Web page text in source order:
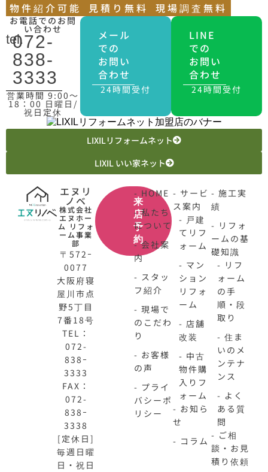
物件紹介可能
見積り無料 現場調査無料
お電話でのお問
い合わせ
tel.
072-
838-
3333
営業時間 9:00〜
18：00 日曜日/
祝日定休
メール
での
お問い
合わせ
24時間受付
LINE
での
お問い
合わせ
24時間受付
LIXILリフォームネット
LIXIL いい家ネット
エヌリ
ノベ
株式会社
エヌホー
ム リフォ
ーム事業
部
〒572ｰ
0077
大阪府寝
屋川市点
野5丁目
7番18号
TEL：
072-
838ｰ
3333
FAX：
072-
838ｰ
3338
[定休日]
毎週日曜
日・祝日
来
店
予
約
- HOME
- 私たち
について
- 会社案
内
- スタッ
フ紹介
- 現場で
のこだわ
り
- お客様
の声
- プライ
バシーポ
リシー
- サービ
ス案内
- 戸建
てリフ
ォーム
- マン
ション
リフォ
ーム
- 店舗
改装
- 中古
物件購
入りフ
ォーム
- お知ら
せ
- コラム
- 施工実
績
- リフォ
ームの基
礎知識
- リフ
ォーム
の手
順・段
取り
- 住ま
いのメ
ンテナ
ンス
- よく
ある質
問
- ご相
談・お見
積り依頼